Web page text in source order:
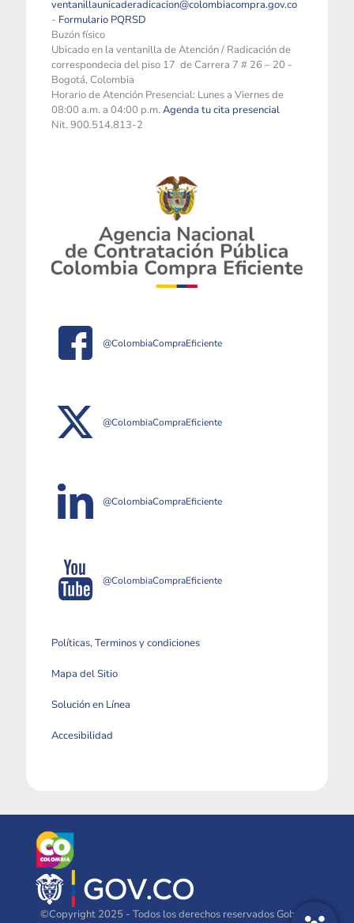
ventanillaunicaderadicacion@colombiacompra.gov.co
- Formulario PQRSD
Buzón físico
Ubicado en la ventanilla de Atención / Radicación de
correspondecia del piso 17 de Carrera 7 # 26 – 20 -
Bogotá, Colombia
Horario de Atención Presencial: Lunes a Viernes de
08:00 a.m. a 04:00 p.m. Agenda tu cita presencial
Nit. 900.514.813-2
@ColombiaCompraEficiente
@ColombiaCompraEficiente
@ColombiaCompraEficiente
@ColombiaCompraEficiente
Políticas, Terminos y condiciones
Mapa del Sitio
Solución en Línea
Accesibilidad
©Copyright 2025 - Todos los derechos reservados Gobierno